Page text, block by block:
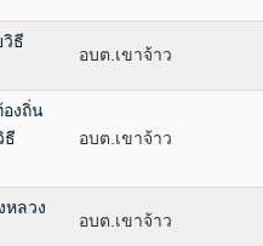
ธี
อบต.เขาจ้าว
องถิ่น
ธี
อบต.เขาจ้าว
หลวง
อบต.เขาจ้าว